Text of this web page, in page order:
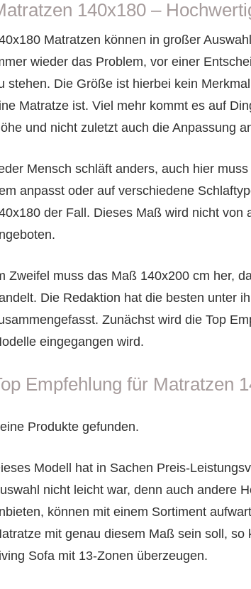
140x180 –
Matratzen können in großer
wieder das Problem, vor einer
stehen. Die Größe ist hierbei kein
Matratze ist. Viel mehr kommt es auf
und nicht zuletzt auch die Anpassung
Mensch schläft anders, auch hier
anpasst oder auf verschiedene
der Fall. Dieses Maß wird nicht
Zweifel muss das Maß 140x200 cm her,
Die Redaktion hat die besten unter
Zunächst wird die Top
eingegangen wird.
Empfehlung für Matratzen
Produkte gefunden.
Modell hat in Sachen Preis-
nicht leicht war, denn auch andere
können mit einem Sortiment
mit genau diesem Maß sein soll,
Sofa mit 13-Zonen überzeugen.